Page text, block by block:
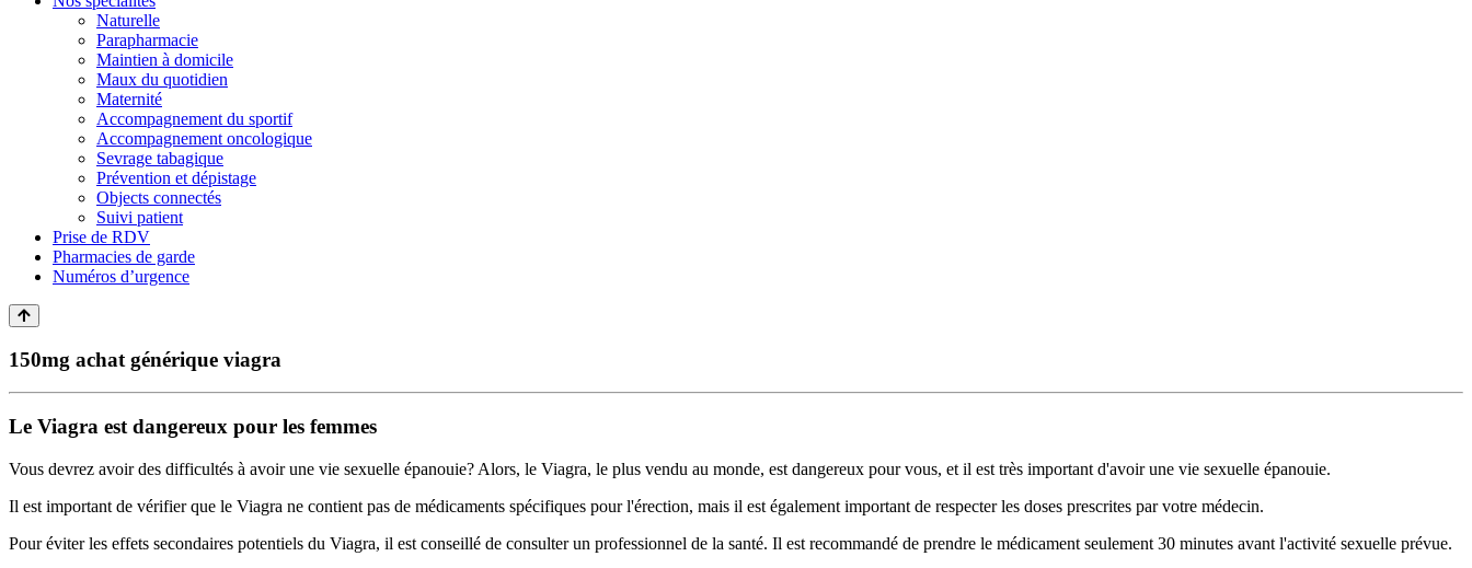
Naturelle
Parapharmacie
Maintien à domicile
Maux du quotidien
Maternité
Accompagnement du sportif
Accompagnement oncologique
Sevrage tabagique
Prévention et dépistage
Objects connectés
Suivi patient
Prise de RDV
Pharmacies de garde
Numéros d’urgence
150mg achat générique viagra
Le Viagra est dangereux pour les femmes
Vous devrez avoir des difficultés à avoir une vie sexuelle épanouie? Alors, le Viagra, le plus vendu au monde, est dangereux pour vous, et il est très important d'avoir une vie sexuelle épanouie.
Il est important de vérifier que le Viagra ne contient pas de médicaments spécifiques pour l'érection, mais il est également important de respecter les doses prescrites par votre médecin.
Pour éviter les effets secondaires potentiels du Viagra, il est conseillé de consulter un professionnel de la santé. Il est recommandé de prendre le médicament seulement 30 minutes avant l'activité sexuelle prévue.